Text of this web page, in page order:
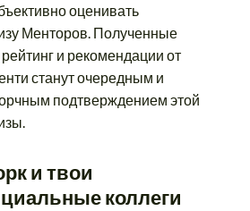
оценивать
Менторов. Полученные
и рекомендации от
станут очередным и
подтверждением этой
и твои
коллеги